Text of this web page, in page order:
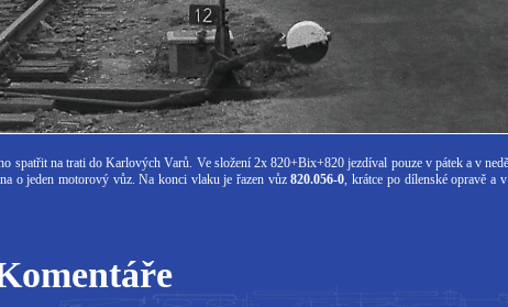
spatřit na trati do Karlových Varů. Ve složení 2x 820+Bix+820 jezdíval pouze v pátek a v
o jeden motorový vůz. Na konci vlaku je řazen vůz820.056-0, krátce po dílenské opravě a